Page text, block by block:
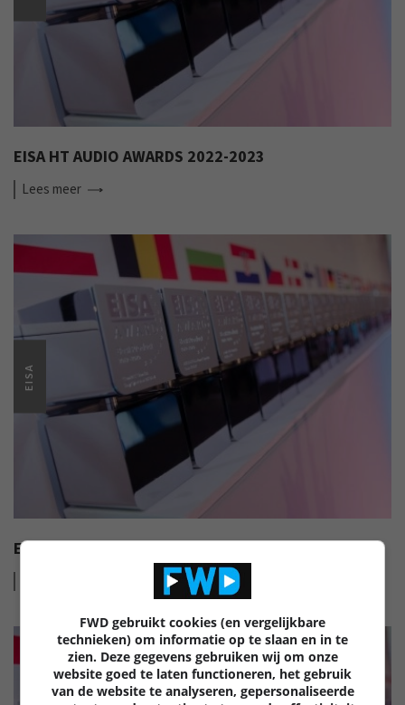
EISA HT AUDIO AWARDS 2022-2023
Lees meer
EISA
EISA HI-FI AWARDS 2022-2023
FWD gebruikt cookies (en vergelijkbare
technieken) om informatie op te slaan en in te
zien. Deze gegevens gebruiken wij om onze
website goed te laten functioneren, het gebruik
van de website te analyseren, gepersonaliseerde